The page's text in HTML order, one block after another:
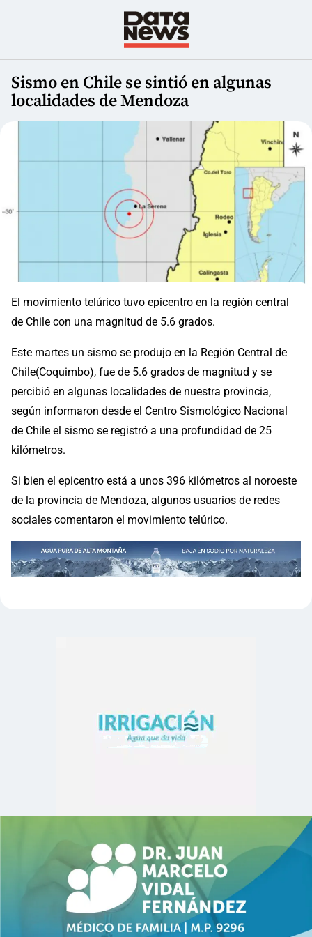
Sismo en Chile se sintió en algunas
localidades de Mendoza
El movimiento telúrico tuvo epicentro en la región central
de Chile con una magnitud de 5.6 grados.
Este martes un sismo se produjo en la Región Central de
Chile(Coquimbo), fue de 5.6 grados de magnitud y se
percibió en algunas localidades de nuestra provincia,
según informaron desde el Centro Sismológico Nacional
de Chile el sismo se registró a una profundidad de 25
kilómetros.
Si bien el epicentro está a unos 396 kilómetros al noroeste
de la provincia de Mendoza, algunos usuarios de redes
sociales comentaron el movimiento telúrico.